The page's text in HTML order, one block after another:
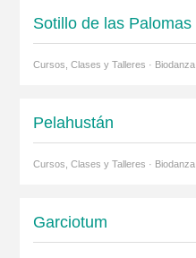
Sotillo de las Palomas
Cursos, Clases y Talleres · Biodanza
Pelahustán
Cursos, Clases y Talleres · Biodanza
Garciotum